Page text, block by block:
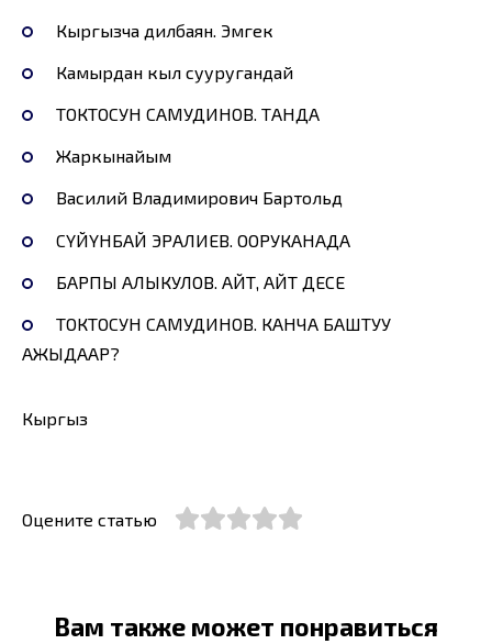
Кыргызча дилбаян. Эмгек
Камырдан кыл сууругандай
ТОКТОСУН САМУДИНОВ. ТАНДА
Жаркынайым
Василий Владимирович Бартольд
СҮЙҮНБАЙ ЭРАЛИЕВ. ООРУКАНАДА
БАРПЫ АЛЫКУЛОВ. АЙТ, АЙТ ДЕСЕ
ТОКТОСУН САМУДИНОВ. КАНЧА БАШТУУ
АЖЫДААР?
Кыргыз
Оцените статью
Вам также может понравиться